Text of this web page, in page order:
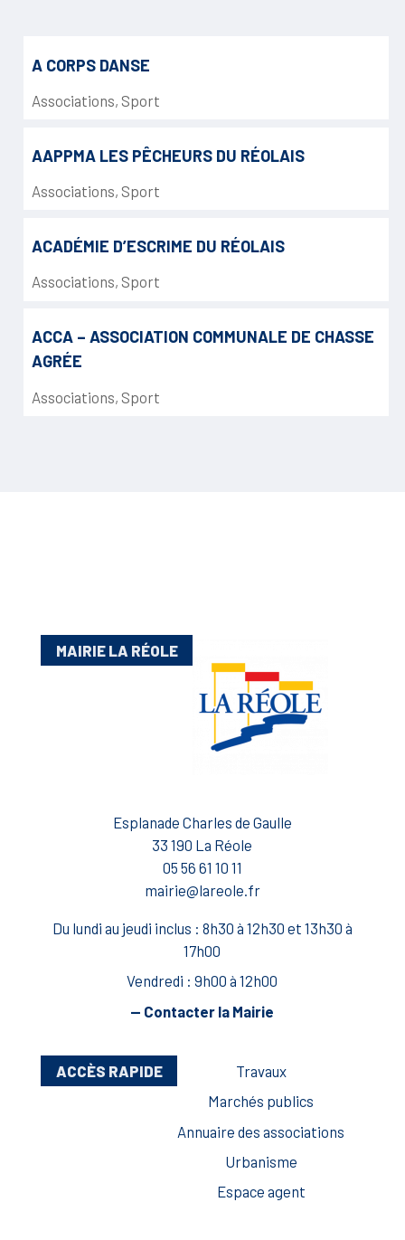
A CORPS DANSE
Associations, Sport
AAPPMA LES PÊCHEURS DU RÉOLAIS
Associations, Sport
ACADÉMIE D’ESCRIME DU RÉOLAIS
Associations, Sport
ACCA – ASSOCIATION COMMUNALE DE CHASSE
AGRÉE
Associations, Sport
MAIRIE LA RÉOLE
Esplanade Charles de Gaulle
33 190 La Réole
05 56 61 10 11
mairie@lareole.fr
Du lundi au jeudi inclus : 8h30 à 12h30 et 13h30 à
17h00
Vendredi : 9h00 à 12h00
— Contacter la Mairie
ACCÈS RAPIDE
Travaux
Marchés publics
Annuaire des associations
Urbanisme
Espace agent